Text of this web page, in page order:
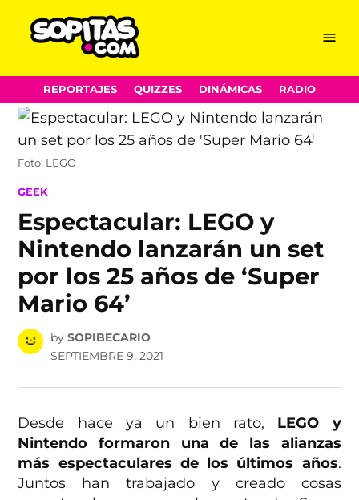
Skip
to
content
Menu
REPORTAJES QUIZZES DINÁMICAS RADIO
Foto: LEGO
POSTED
GEEK
Espectacular: LEGO y
Nintendo lanzarán un set
por los 25 años de ‘Super
Mario 64’
by SOPIBECARIO
SEPTIEMBRE 9, 2021
Desde hace ya un bien rato, LEGO y
Nintendo formaron una de las alianzas
más espectaculares de los últimos años.
Juntos han trabajado y creado cosas